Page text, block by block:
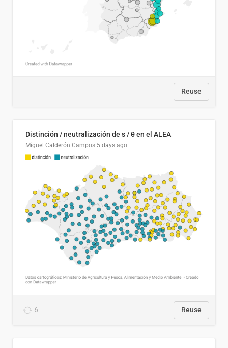
Reuse
Distinción / neutralización de s / θ en el ALEA
Miguel Calderón Campos 5 days ago
6 Reuse